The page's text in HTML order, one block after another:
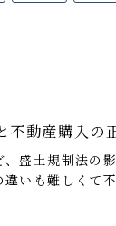
動産購入の
、盛土規制法
違いも難しく